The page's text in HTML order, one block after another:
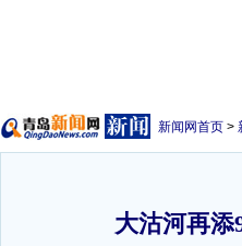
新闻网首页 >
大沽河再添